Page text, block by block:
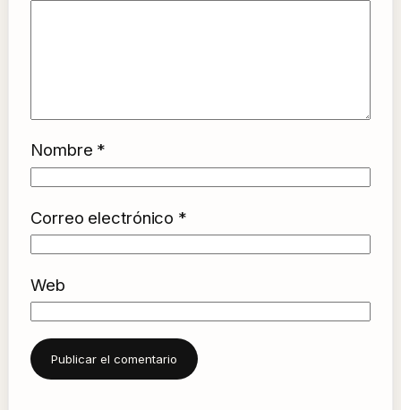
Nombre *
Correo electrónico *
Web